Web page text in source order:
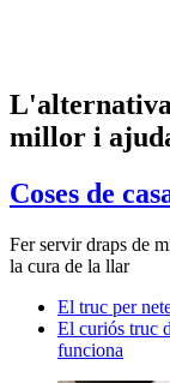
L'alternativa
millor i
Coses de
Fer servir draps de
la cura de la llar
El truc per
El curiós truc
funciona